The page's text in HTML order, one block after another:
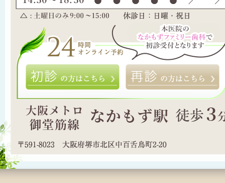
初診の方はこちら